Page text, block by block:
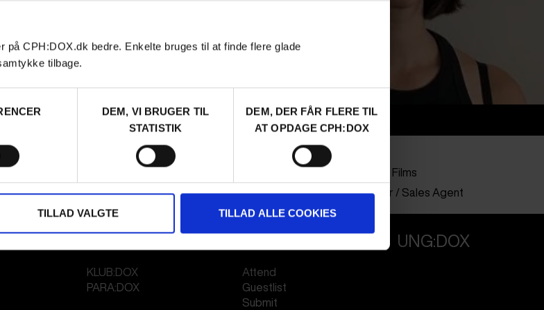
CPH:DOX.dk bedre. Enkelte bruges til at finde flere glade
tilbage.
DEM, VI BRUGER TIL
STATISTIK
DEM, DER FÅR FLERE TIL
AT OPDAGE CPH:DOX
TILLAD VALGTE TILLAD ALLE COOKIES
Nationalitet
Odd Slice Films
Profession
Distributor / Sales Agent
KLUB:DOX
PARA:DOX
Attend
Guestlist
Submit
UNG:DOX